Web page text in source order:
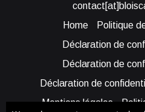
Home
Politique
Déclaration de
Déclaration de
Déclaration de
Mentions légales